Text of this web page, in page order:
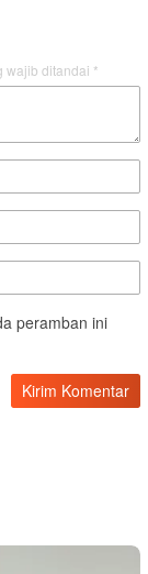
wajib ditandai *
peramban ini